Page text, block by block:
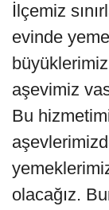
İlçemiz
evinde
aşevimiz
Bu
olacağız.